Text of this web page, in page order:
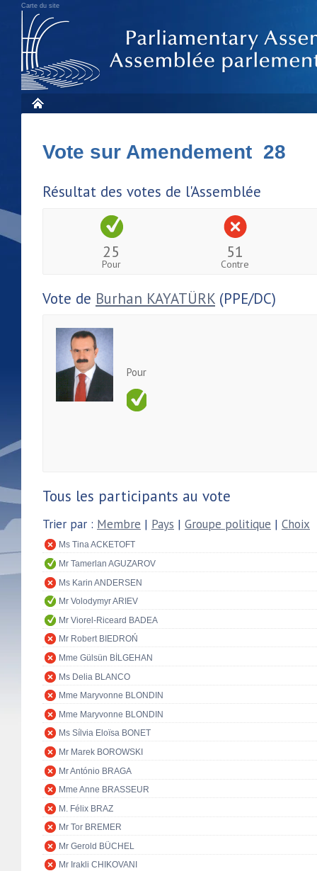
Carte du site
Vote sur Amendement 28
Résultat des votes de l'Assemblée
25
Pour
51
Contre
Vote de Burhan KAYATÜRK (PPE/DC)
Pour
Tous les participants au vote
Trier par : Membre | Pays | Groupe politique | Choix
Ms Tina ACKETOFT
Mr Tamerlan AGUZAROV
Ms Karin ANDERSEN
Mr Volodymyr ARIEV
Mr Viorel-Riceard BADEA
Mr Robert BIEDROŃ
Mme Gülsün BİLGEHAN
Ms Delia BLANCO
Mme Maryvonne BLONDIN
Mme Maryvonne BLONDIN
Ms Sílvia Eloïsa BONET
Mr Marek BOROWSKI
Mr António BRAGA
Mme Anne BRASSEUR
M. Félix BRAZ
Mr Tor BREMER
Mr Gerold BÜCHEL
Mr Irakli CHIKOVANI